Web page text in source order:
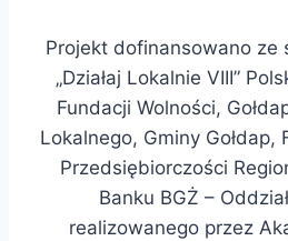
Projekt dofinansowano ze
„Działaj Lokalnie VIII”
Fundacji Wolności,
Lokalnego, Gminy Gołdap,
Przedsiębiorczości
Banku BGŻ –
realizowanego przez